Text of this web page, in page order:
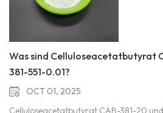
Was sind Celluloseacetatbutyrat
381-551-0.01?
OCT 01, 2025
Celluloseacetatbutyrat CAB-381-20